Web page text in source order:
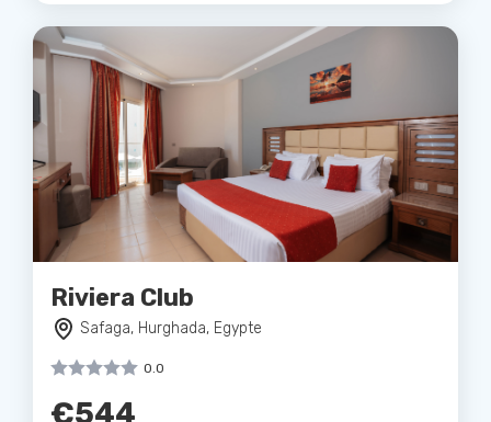
Riviera Club
Safaga, Hurghada, Egypte
0.0
€544